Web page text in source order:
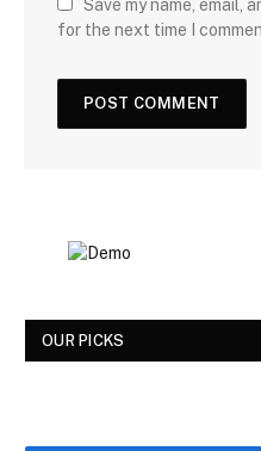
Save my name, email,
for the next time I
OUR PICKS